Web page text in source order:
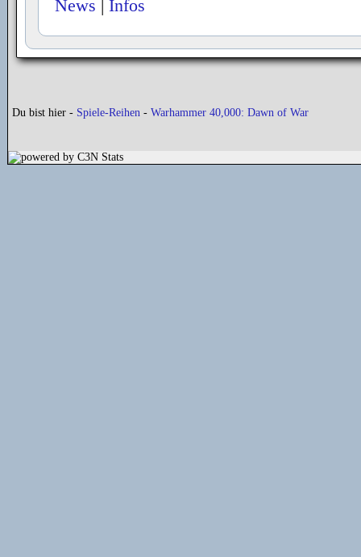
News Infos
Du bist hier - Spiele-Reihen - Warhammer 40,000: Dawn of War